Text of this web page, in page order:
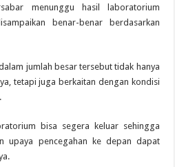
menunggu hasil laboratorium
benar-benar berdasarkan
jumlah besar tersebut tidak hanya
tetapi juga berkaitan dengan kondisi
bisa segera keluar sehingga
upaya pencegahan ke depan dapat